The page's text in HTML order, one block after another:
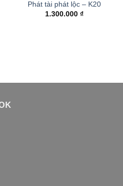
Phát tài phát lộc – K20
1.300.000 ₫